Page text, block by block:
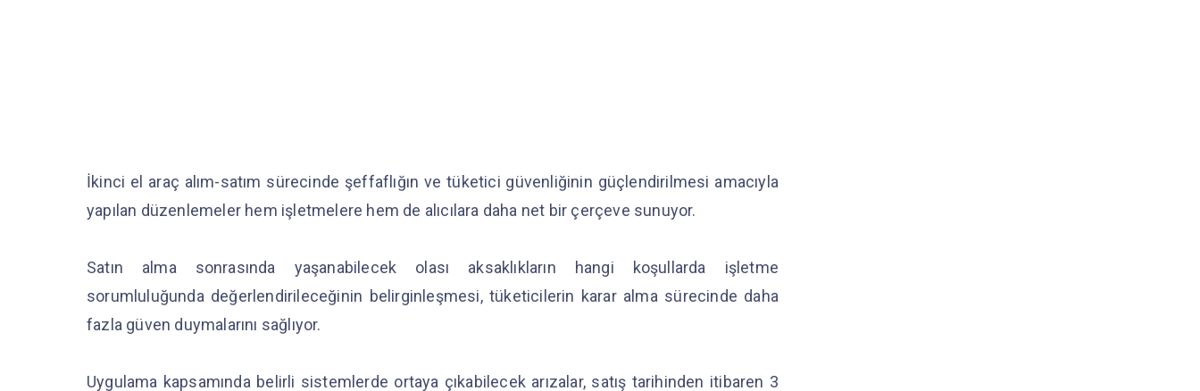
İkinci el araç alım-satım sürecinde şeffaflığın ve tüketici güvenliğinin güçlendirilmesi amacıyla
yapılan düzenlemeler hem işletmelere hem de alıcılara daha net bir çerçeve sunuyor.
Satın alma sonrasında yaşanabilecek olası aksaklıkların hangi koşullarda işletme
sorumluluğunda değerlendirileceğinin belirginleşmesi, tüketicilerin karar alma sürecinde daha
fazla güven duymalarını sağlıyor.
Uygulama kapsamında belirli sistemlerde ortaya çıkabilecek arızalar, satış tarihinden itibaren 3